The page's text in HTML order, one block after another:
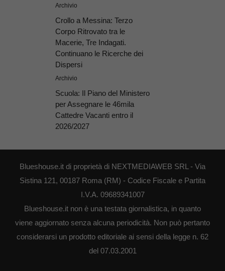
Archivio
Crollo a Messina: Terzo
Corpo Ritrovato tra le
Macerie, Tre Indagati.
Continuano le Ricerche dei
Dispersi
Archivio
Scuola: Il Piano del Ministero
per Assegnare le 46mila
Cattedre Vacanti entro il
2026/2027
Blueshouse.it di proprietà di NEXTMEDIAWEB SRL - Via
Sistina 121, 00187 Roma (RM) - Codice Fiscale e Partita
I.V.A. 09689341007
Blueshouse.it non è una testata giornalistica, in quanto
viene aggiornato senza alcuna periodicità. Non può pertanto
considerarsi un prodotto editoriale ai sensi della legge n. 62
del 07.03.2001